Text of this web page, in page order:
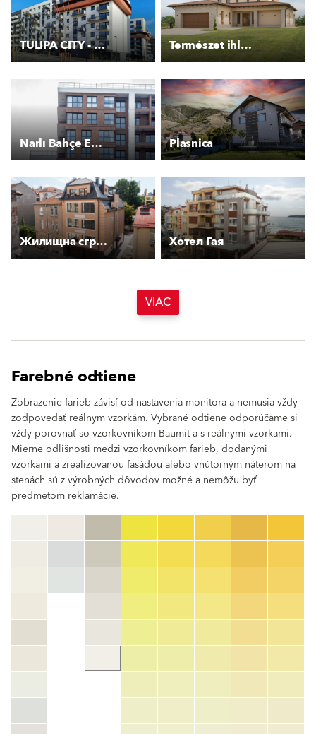
TULIPA CITY - objekt E a D Természet ihlette színvilág
Narlı Bahçe Evleri Plasnica
Жилищна сграда Дунав Хотел Гая
VIAC
Farebné odtiene
Zobrazenie farieb závisí od nastavenia monitora a nemusia vždy
zodpovedať reálnym vzorkám. Vybrané odtiene odporúčame si
vždy porovnať so vzorkovníkom Baumit a s reálnymi vzorkami.
Mierne odlišnosti medzi vzorkovníkom farieb, dodanými
vzorkami a zrealizovanou fasádou alebo vnútorným náterom na
stenách sú z výrobných dôvodov možné a nemôžu byť
predmetom reklamácie.
color_name
HEX:hex_code
TSR:tsr_code